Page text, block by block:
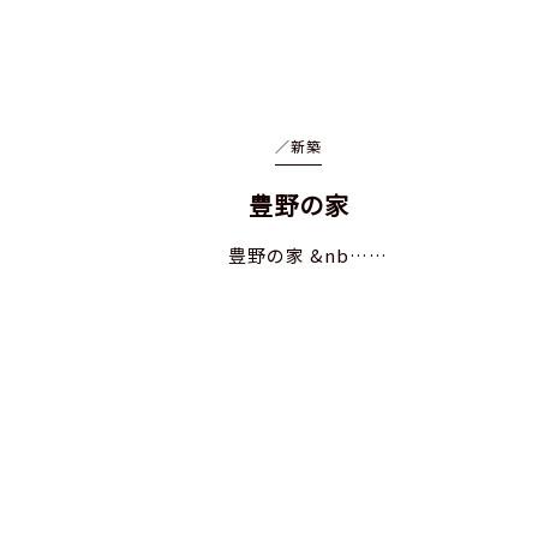
／新築
豊野の家
豊野の家 &nb……